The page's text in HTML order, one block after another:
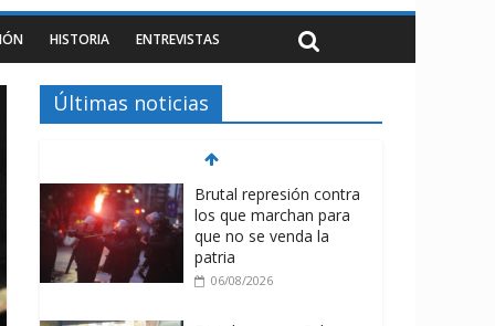
HISTORIA ENTREVISTAS
Últimas noticias
Brutal represión contra
los que marchan para
que no se venda la
patria
06/08/2026